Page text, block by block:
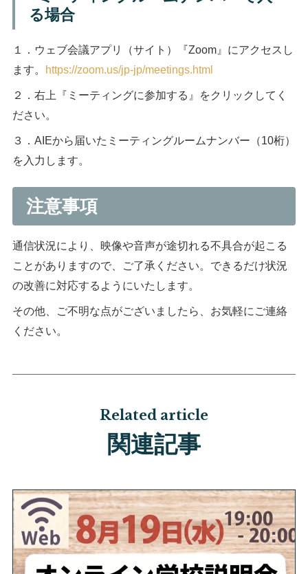
る場合
１．ウェブ会議アプリ（サイト）『Zoom』にアクセスし
ます。
https://zoom.us/jp-jp/meetings.html
２．右上『ミーティングに参加する』をクリックしてく
ださい。
３．AIEから届いたミーティングルームナンバー（10桁）
を入力します。
注意事項
通信状況により、映像や音声が途切れる不具合が起こる
ことがありますので、ご了承ください。できるだけ状況
の改善に対応するようにいたします。
その他、ご不明な点がございましたら、お気軽にご連絡
ください。
Related article
関連記事